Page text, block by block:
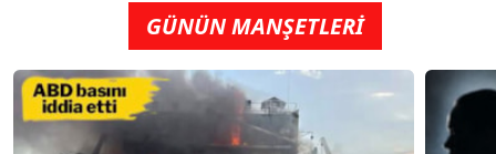
GÜNÜN MANŞETLERİ